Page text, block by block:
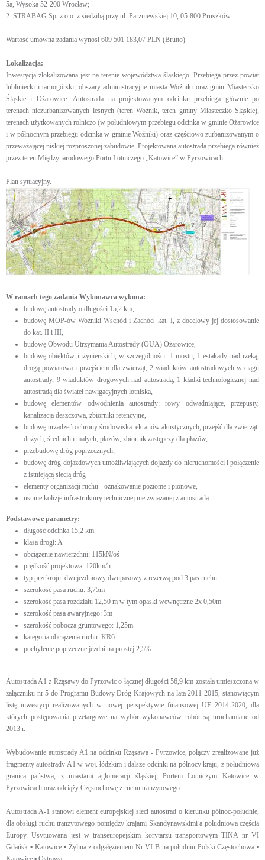
5a, Wysoka 52-200 Wrocław;
2. STRABAG Sp. z o.o. z siedzibą przy ul. Parzniewskiej 10, 05-800 Pruszków
Wartość umowna zadania wynosi 609 501 183,07 PLN (Brutto)
Lokalizacja:
Inwestycja zlokalizowana jest na terenie województwa śląskiego. Przebiega przez powiat
lubliniecki i tarnogórski, obszary administracyjne miasta Woźniki oraz gmin Miasteczko
Śląskie i Ożarowice.Autostrada na projektowanym odcinku przebiega głównie po
terenach niezurbanizowanych leśnych (teren Woźnik, teren gminy Miasteczko Śląskie),
terenach użytkowanych rolniczo (w południowym przebiegu odcinka w gminie Ożarowice
i w północnym przebiegu odcinka w gminie Woźniki) oraz częściowo zurbanizowanym o
przeważającej niskiej rozproszonej zabudowie. Projektowana autostrada przebiega również
przez teren Międzynarodowego Portu Lotniczego „Katowice” w Pyrzowicach.
Plan sytuacyjny.
W ramach tego zadania Wykonawca wykona:
budowę autostrady o długości 15,2 km,
budowę MOP-ów Woźniki Wschód i Zachód kat. I, z docelowy jej dostosowanie
do kat. II i III,
budowę Obwodu Utrzymania Autostrady (OUA) Ożarowice,
budowę obiektów inżynierskich, w szczególności: 1 mostu, 1 estakady nad rzeką,
drogą powiatowa i przejściem dla zwierząt, 2 wiaduktów autostradowych w ciągu
autostrady, 9 wiaduktów drogowych nad autostradą, 1 kładki technologicznej nad
autostradą dla świateł nawigacyjnych lotniska,
budowę elementów odwodnienia autostrady: rowy odwadniające, przepusty,
kanalizacja deszczowa, zbiorniki retencyjne,
budowę urządzeń ochrony środowiska: ekranów akustycznych, przejść dla zwierząt:
dużych, średnich i małych, płazów, zbiornik zastępczy dla płazów,
przebudowę dróg poprzecznych,
budowę dróg dojazdowych umożliwiających dojazdy do nieruchomości i połączenie
z istniejącą siecią dróg
elementy organizacji ruchu - oznakowanie poziome i pionowe,
usunie kolizje infrastruktury technicznej nie związanej z autostradą.
Podstawowe parametry:
długość odcinka 15,2 km
klasa drogi: A
obciążenie nawierzchni: 115kN/oś
prędkość projektowa: 120km/h
typ przekroju: dwujezdniowy dwupasowy z rezerwą pod 3 pas ruchu
szerokość pasa ruchu: 3,75m
szerokość pasa rozdziału 12,50 m w tym opaski wewnętrzne 2x 0,50m
szerokość pasa awaryjnego: 3m
szerokość pobocza gruntowego: 1,25m
kategoria obciążenia ruchu: KR6
pochylenie poprzeczne jezdni na prostej 2,5%
Autostrada A1 z Rząsawy do Pyrzowic o łącznej długości 56,9 km została umieszczona w
załączniku nr 5 do Programu Budowy Dróg Krajowych na lata 2011-2015, stanowiącym
listę inwestycji realizowanych w nowej perspektywie finansowej UE 2014-2020, dla
których postępowania przetargowe na wybór wykonawców robót są uruchamiane od
2013 r.
Wybudowanie autostrady A1 na odcinku Rząsawa - Pyrzowice, połączy zrealizowane już
fragmenty autostrady A1 w woj. łódzkim i dalsze odcinki na północy kraju, z południową
granicą państwa, z miastami aglomeracji śląskiej, Portem Lotniczym Katowice w
Pyrzowicach oraz odciąży Częstochowę z ruchu tranzytowego.
Autostrada A-1 stanowi element europejskiej sieci autostrad o kierunku północ-południe,
dla obsługi ruchu tranzytowego pomiędzy krajami Skandynawskimi a południową częścią
Europy. Usytuowana jest w transeuropejskim korytarzu transportowym TINA nr VI
Gdańsk ▪ Katowice ▪ Żylina z odgałęzieniem Nr VI B na południu Polski Częstochowa ▪